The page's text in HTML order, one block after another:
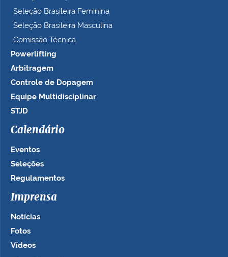
Seleção Brasileira Feminina
Seleção Brasileira Masculina
Comissão Técnica
Powerlifting
Arbitragem
Controle de Dopagem
Equipe Multidisciplinar
STJD
Calendário
Eventos
Seleções
Regulamentos
Imprensa
Notícias
Fotos
Vídeos